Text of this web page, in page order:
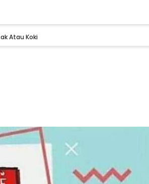
Atau Koki